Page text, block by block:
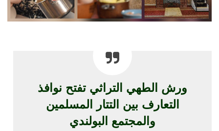
ورش الطهي التراثي تفتح نوافذ
التعارف بين التتار المسلمين
والمجتمع البولندي